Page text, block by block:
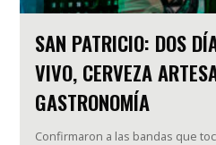
SAN PATRICIO: DOS
VIVO, CERVEZA
GASTRONOMÍA
Confirmaron a las bandas que